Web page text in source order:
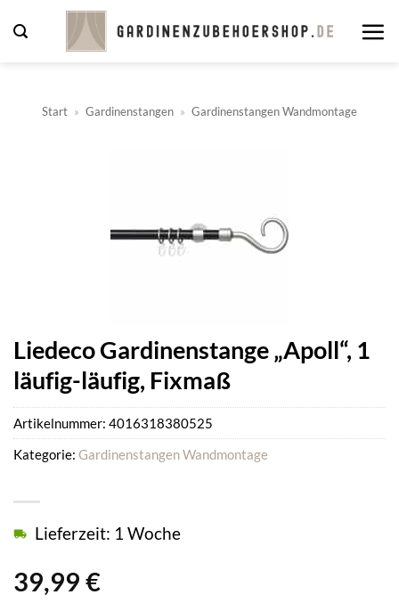
Inhalt
Start » Gardinenstangen » Gardinenstangen Wandmontage
Liedeco Gardinenstange „Apoll“, 1
läufig-läufig, Fixmaß
39,99 €
Lieferzeit: 1 Woche
Artikelnummer: 4016318380525
Kategorie: Gardinenstangen Wandmontage